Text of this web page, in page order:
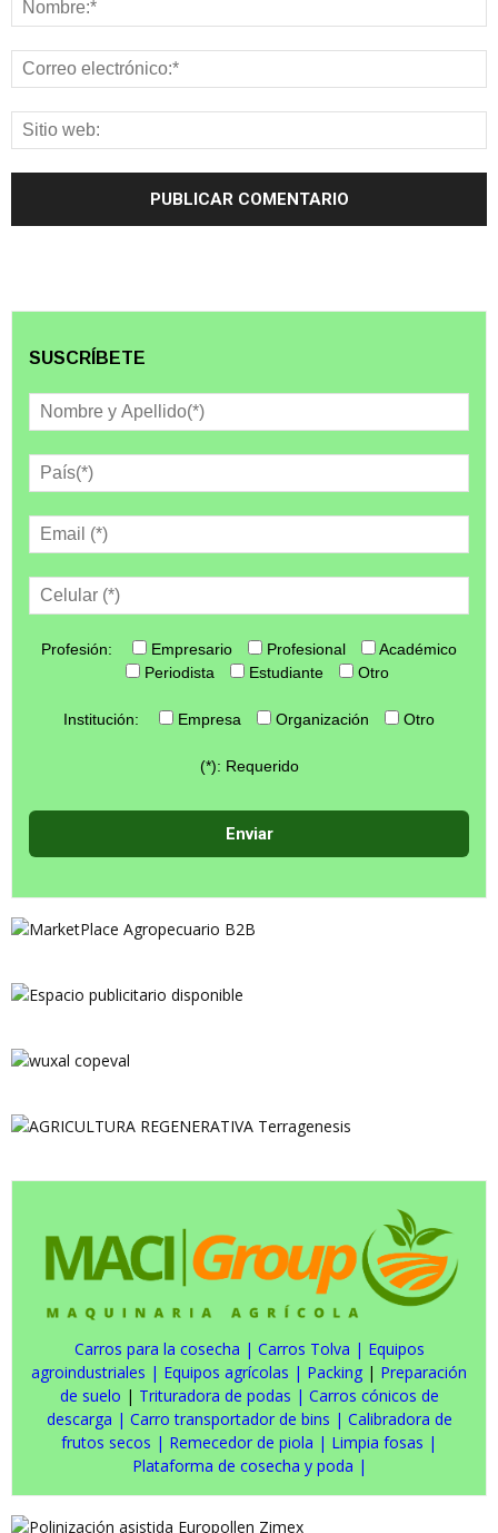
SUSCRÍBETE
Profesión: Empresario Profesional
Académico
Periodista
Estudiante Otro
Institución: Empresa Organización Otro
(*): Requerido
Carros para la cosecha | Carros Tolva | Equipos
agroindustriales | Equipos agrícolas | Packing | Preparación
de suelo | Trituradora de podas | Carros cónicos de
descarga | Carro transportador de bins | Calibradora de
frutos secos | Remecedor de piola | Limpia fosas |
Plataforma de cosecha y poda |